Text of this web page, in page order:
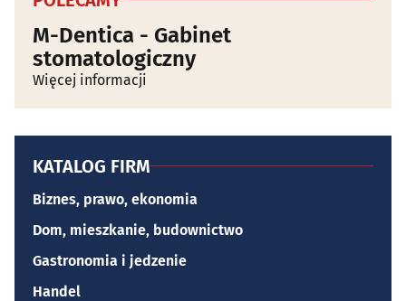
M-Dentica - Gabinet
stomatologiczny
Więcej informacji
KATALOG FIRM
Biznes, prawo, ekonomia
Dom, mieszkanie, budownictwo
Gastronomia i jedzenie
Handel